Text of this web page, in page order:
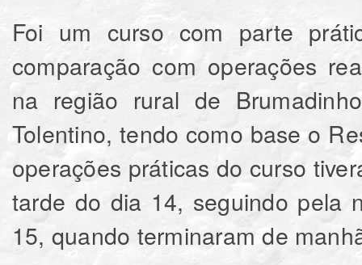
Foi um curso com parte
comparação com operações
na região rural de
Tolentino, tendo como base o
operações práticas do curso
tarde do dia 14, seguindo pela
15, quando terminaram de